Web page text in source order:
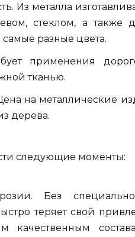
Из металла
стеклом, а также
разные цвета.
применения
тканью.
на металлические
дерева.
следующие моменты:
Без
теряет свой
качественным